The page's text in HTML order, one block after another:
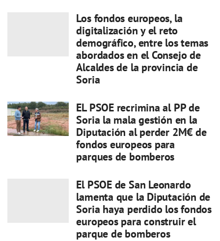
Los fondos europeos, la
digitalización y el reto
demográfico, entre los temas
abordados en el Consejo de
Alcaldes de la provincia de
Soria
EL PSOE recrimina al PP de
Soria la mala gestión en la
Diputación al perder 2M€ de
fondos europeos para
parques de bomberos
El PSOE de San Leonardo
lamenta que la Diputación de
Soria haya perdido los fondos
europeos para construir el
parque de bomberos